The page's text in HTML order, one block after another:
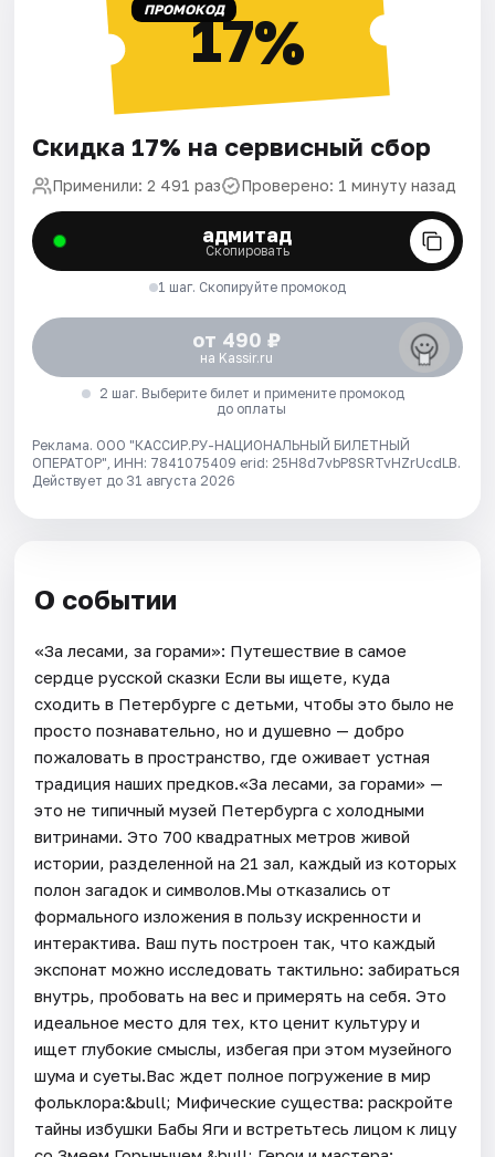
ПРОМОКОД17%
Скидка 17% на сервисный сбор
Применили: 2 491 раз Проверено: 1 минуту назад
адмитад
Скопировать
1 шаг. Скопируйте промокод
от 490 ₽
на Kassir.ru
2 шаг. Выберите билет и примените промокод
до оплаты
Реклама. ООО "КАССИР.РУ-НАЦИОНАЛЬНЫЙ БИЛЕТНЫЙ
ОПЕРАТОР", ИНН: 7841075409 erid: 25H8d7vbP8SRTvHZrUcdLB.
Действует до 31 августа 2026
О событии
«За лесами, за горами»: Путешествие в самое
сердце русской сказки Если вы ищете, куда
сходить в Петербурге с детьми, чтобы это было не
просто познавательно, но и душевно — добро
пожаловать в пространство, где оживает устная
традиция наших предков.«За лесами, за горами» —
это не типичный музей Петербурга с холодными
витринами. Это 700 квадратных метров живой
истории, разделенной на 21 зал, каждый из которых
полон загадок и символов.Мы отказались от
формального изложения в пользу искренности и
интерактива. Ваш путь построен так, что каждый
экспонат можно исследовать тактильно: забираться
внутрь, пробовать на вес и примерять на себя. Это
идеальное место для тех, кто ценит культуру и
ищет глубокие смыслы, избегая при этом музейного
шума и суеты.Вас ждет полное погружение в мир
фольклора:&bull; Мифические существа: раскройте
тайны избушки Бабы Яги и встретьтесь лицом к лицу